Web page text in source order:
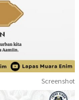
Screenshot